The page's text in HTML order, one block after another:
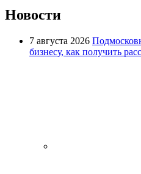
Новости
7 августа 2026
бизнесу, как получить